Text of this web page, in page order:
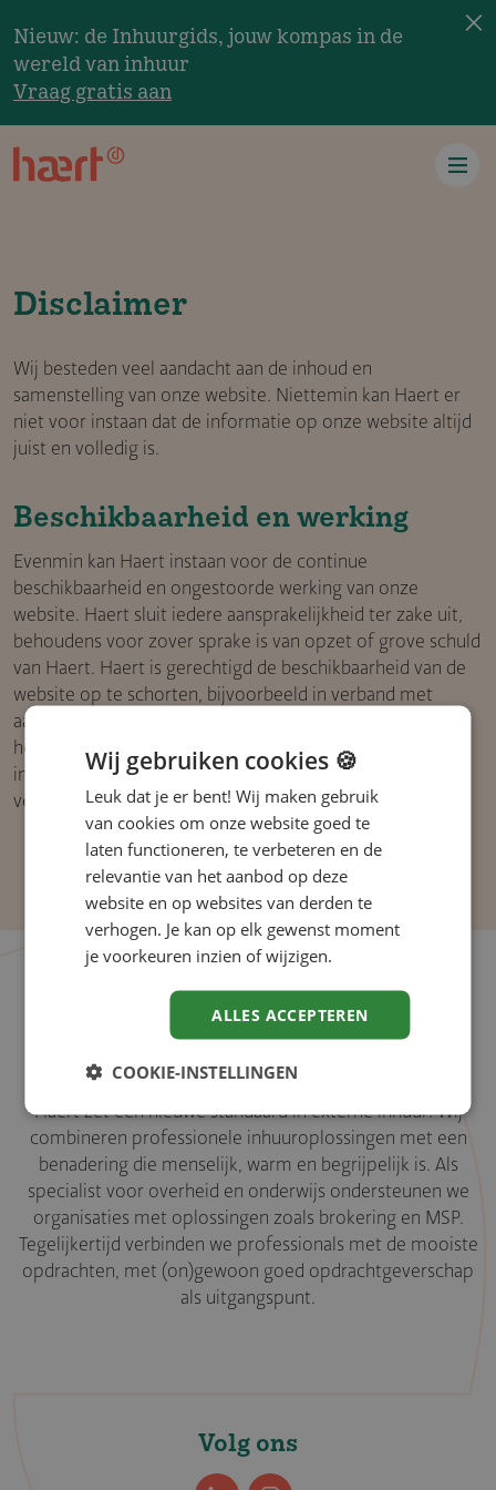
Nieuw: de Inhuurgids, jouw kompas in de
wereld van inhuur
Vraag gratis aan
×
Disclaimer
Wij besteden veel aandacht aan de inhoud en
samenstelling van onze website. Niettemin kan Haert er
niet voor instaan dat de informatie op onze website altijd
juist en volledig is.
Beschikbaar­heid en werking
Evenmin kan Haert instaan voor de continue
beschikbaarheid en ongestoorde werking van onze
website. Haert sluit iedere aansprakelijkheid ter zake uit,
behoudens voor zover sprake is van opzet of grove schuld
van Haert. Haert is gerechtigd de beschikbaarheid van de
website op te schorten, bijvoorbeeld in verband met
aanpassing of onderhoud. Daarnaast behoudt Haert zich
het recht voor om op deze website aangeboden
informatie en diensten zonder vooraankondiging te
verwijderen, te wijzigen of niet langer aan te bieden.
Haert zet een nieuwe standaard in externe inhuur. Wij
combineren professionele inhuuroplossingen met een
benadering die menselijk, warm en begrijpelijk is. Als
specialist voor overheid en onderwijs ondersteunen we
organisaties met oplossingen zoals brokering en MSP.
Tegelijkertijd verbinden we professionals met de mooiste
opdrachten, met (on)gewoon goed opdrachtgeverschap
als uitgangspunt.
Volg ons
Wij gebruiken cookies 🍪
Leuk dat je er bent! Wij maken gebruik
van cookies om onze website goed te
laten functioneren, te verbeteren en de
relevantie van het aanbod op deze
website en op websites van derden te
verhogen. Je kan op elk gewenst moment
je voorkeuren inzien of wijzigen.
ALLES ACCEPTEREN
COOKIE-INSTELLINGEN